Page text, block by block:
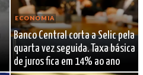
ECONOMIA
Banco Central corta a Selic pela
quarta vez seguida. Taxa básica
de juros fica em 14% ao ano